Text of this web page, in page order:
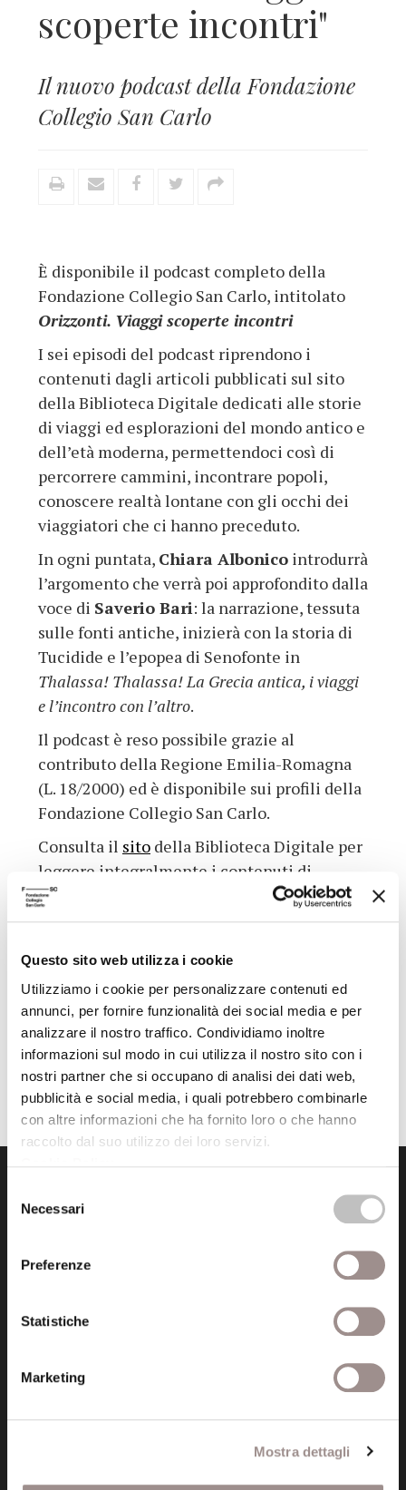
Questo sito web utilizza i cookie
Utilizziamo i cookie per personalizzare contenuti ed
annunci, per fornire funzionalità dei social media e per
analizzare il nostro traffico. Condividiamo inoltre
informazioni sul modo in cui utilizza il nostro sito con i
nostri partner che si occupano di analisi dei dati web,
pubblicità e social media, i quali potrebbero combinarle
con altre informazioni che ha fornito loro o che hanno
raccolto dal suo utilizzo dei loro servizi.
delNecessari
Preferenze
Statistiche
Marketing
Mostra dettagli
scoperte incontri"
Il nuovo podcast della Fondazione
Collegio San Carlo
È disponibile il podcast completo della
Fondazione Collegio San Carlo, intitolato
Orizzonti. Viaggi scoperte incontri
I sei episodi del podcast riprendono i
contenuti dagli articoli pubblicati sul sito
della Biblioteca Digitale dedicati alle storie
di viaggi ed esplorazioni del mondo antico e
dell’età moderna, permettendoci così di
percorrere cammini, incontrare popoli,
conoscere realtà lontane con gli occhi dei
viaggiatori che ci hanno preceduto.
In ogni puntata, Chiara Albonico introdurrà
l’argomento che verrà poi approfondito dalla
voce di Saverio Bari: la narrazione, tessuta
sulle fonti antiche, inizierà con la storia di
Tucidide e l’epopea di Senofonte in
Thalassa! Thalassa! La Grecia antica, i viaggi
e l’incontro con l’altro.
Il podcast è reso possibile grazie al
contributo della Regione Emilia-Romagna
(L. 18/2000) ed è disponibile sui profili della
Fondazione Collegio San Carlo.
Consulta il sito della Biblioteca Digitale per
leggere integralmente i contenuti di
approfondimento al podcast
ASCOLTA IL PODCAST
Torna all'archivio delle notizie
Pubblicata da: Biblioteca il 02-07-2025
tel. 059.421211